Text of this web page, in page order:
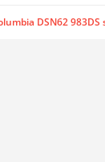
DSN62 983DS